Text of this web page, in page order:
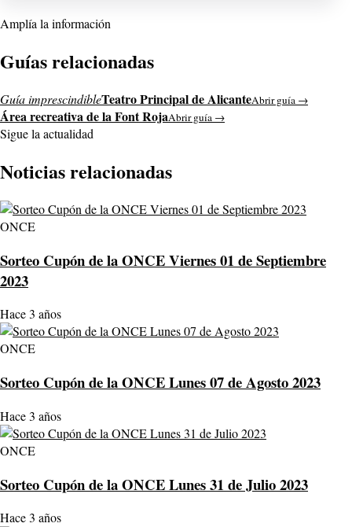
Amplía la información
Guías relacionadas
Guía imprescindibleTeatro Principal de AlicanteAbrir guía →
Área recreativa de la Font RojaAbrir guía →
Sigue la actualidad
Noticias relacionadas
ONCE
Sorteo Cupón de la ONCE Viernes 01 de Septiembre
2023
Hace 3 años
ONCE
Sorteo Cupón de la ONCE Lunes 07 de Agosto 2023
Hace 3 años
ONCE
Sorteo Cupón de la ONCE Lunes 31 de Julio 2023
Hace 3 años